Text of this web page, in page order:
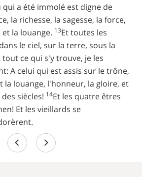
a été immolé est digne de
la richesse, la sagesse, la force,
la louange. 13Et toutes les
le ciel, sur la terre, sous la
ce qui s'y trouve, je les
A celui qui est assis sur le trône,
la louange, l'honneur, la gloire, et
siècles! 14Et les quatre êtres
Et les vieillards se